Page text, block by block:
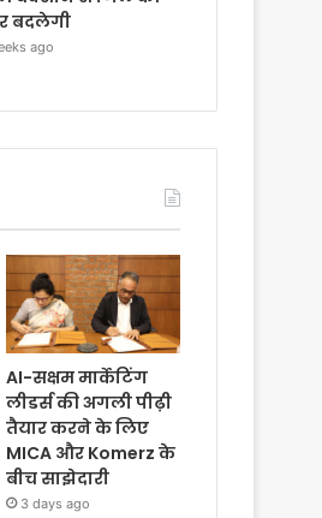
बदलेगी
ago
AI-सक्षम मार्केटिंग
लीडर्स की अगली पीढ़ी
तैयार करने के लिए
MICA और Komerz के
बीच साझेदारी
3 days ago